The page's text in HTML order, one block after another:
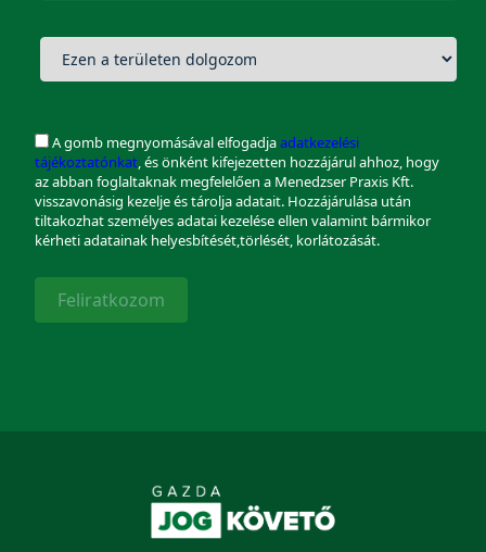
A gomb megnyomásával elfogadjaadatkezelési
tájékoztatónkat, és önként kifejezetten hozzájárul ahhoz, hogy
az abban foglaltaknak megfelelően a Menedzser Praxis Kft.
visszavonásig kezelje és tárolja adatait. Hozzájárulása után
tiltakozhat személyes adatai kezelése ellen valamint bármikor
kérheti adatainak helyesbítését,törlését, korlátozását.
Feliratkozom